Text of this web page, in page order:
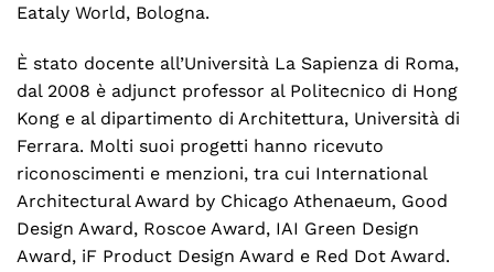
Eataly World, Bologna.
È stato docente all’Università La Sapienza di Roma,
dal 2008 è adjunct professor al Politecnico di Hong
Kong e al dipartimento di Architettura, Università di
Ferrara. Molti suoi progetti hanno ricevuto
riconoscimenti e menzioni, tra cui International
Architectural Award by Chicago Athenaeum, Good
Design Award, Roscoe Award, IAI Green Design
Award, iF Product Design Award e Red Dot Award.